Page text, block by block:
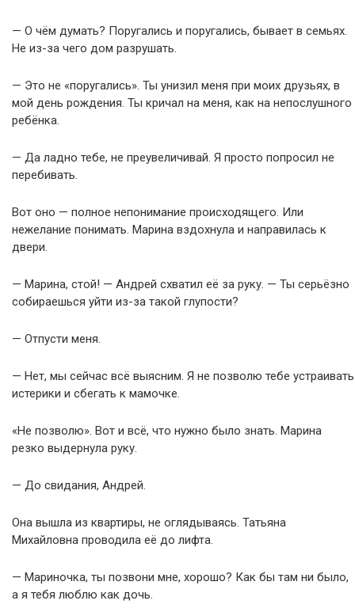
— О чём думать? Поругались и поругались, бывает в семьях.
Не из-за чего дом разрушать.
— Это не «поругались». Ты унизил меня при моих друзьях, в
мой день рождения. Ты кричал на меня, как на непослушного
ребёнка.
— Да ладно тебе, не преувеличивай. Я просто попросил не
перебивать.
Вот оно — полное непонимание происходящего. Или
нежелание понимать. Марина вздохнула и направилась к
двери.
— Марина, стой! — Андрей схватил её за руку. — Ты серьёзно
собираешься уйти из-за такой глупости?
— Отпусти меня.
— Нет, мы сейчас всё выясним. Я не позволю тебе устраивать
истерики и сбегать к мамочке.
«Не позволю». Вот и всё, что нужно было знать. Марина
резко выдернула руку.
— До свидания, Андрей.
Она вышла из квартиры, не оглядываясь. Татьяна
Михайловна проводила её до лифта.
— Мариночка, ты позвони мне, хорошо? Как бы там ни было,
а я тебя люблю как дочь.